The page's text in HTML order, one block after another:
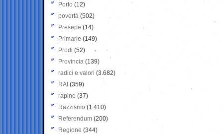
Porto (12)
povertà (502)
Presepe (14)
Primarie (149)
Prodi (52)
Provincia (139)
radici e valori (3.682)
RAI (359)
rapine (37)
Razzismo (1.410)
Referendum (200)
Regione (344)